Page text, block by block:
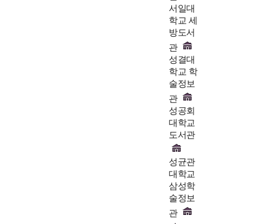
서일대
학교 세
방도서
관
성결대
학교 학
술정보
관
성공회
대학교
도서관
성균관
대학교
삼성학
술정보
관